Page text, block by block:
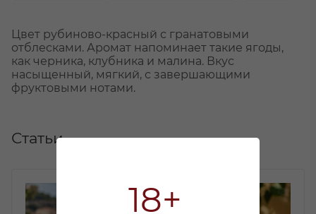
18+
Цвет рубиново-красный с гранатовыми
отблесками. Аромат напоминает такие ягоды,
как черника, клубника и малина. Вкус
насыщенный, мягкий, с завершающими
фруктовыми нотами.
Статьи